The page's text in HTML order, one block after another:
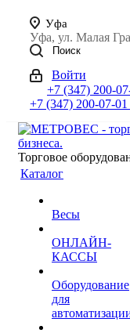
Уфа
Уфа, ул. Малая
Поиск
Войти
+7 (347) 200-
+7 (347) 200-07-01
Торговое
Каталог
Весы
ОНЛАЙН-
КАССЫ
Оборудование
для